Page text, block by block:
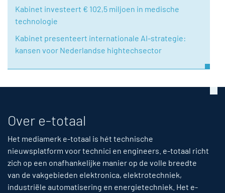
Kabinet investeert € 102,5 miljoen in medische
technologie
Kabinet presenteert internationale AI-strategie:
kansen voor Nederlandse hightechsector
Over e-totaal
Het mediamerk e-totaal is hét technische
nieuwsplatform voor technici en engineers. e-totaal richt
zich op een onafhankelijke manier op de volle breedte
van de vakgebieden elektronica, elektrotechniek,
industriële automatisering en energietechniek. Het e-